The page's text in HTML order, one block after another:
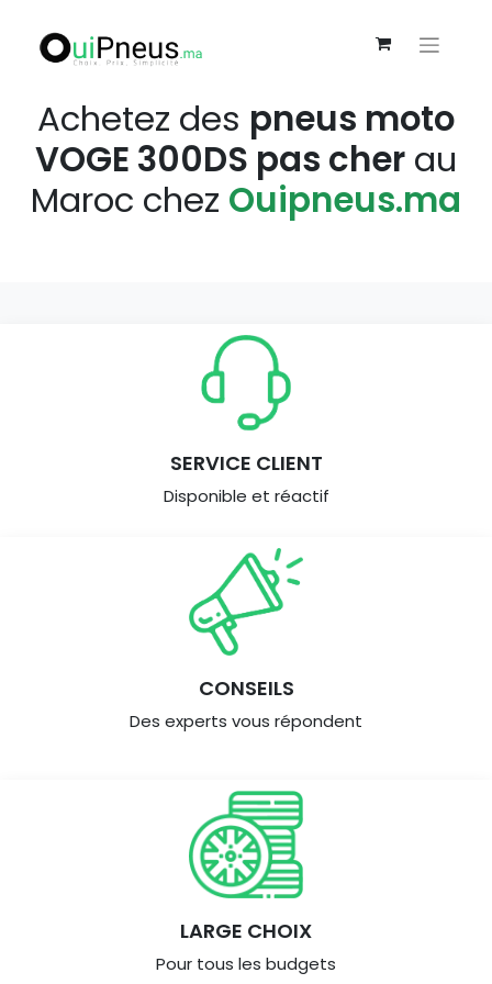
Achetez des pneus moto
VOGE 300DS pas cher au
Maroc chez Ouipneus.ma
SERVICE CLIENT
Disponible et réactif
CONSEILS
Des experts vous répondent
LARGE CHOIX
Pour tous les budgets